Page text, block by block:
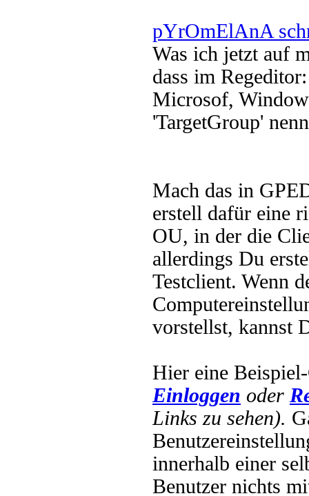
pYrOmElAnA
Was ich jetzt auf
dass im
Microsof,
'TargetGroup'
Mach das in
erstell dafür eine
OU, in der die
allerdings Du
Testclient. Wenn
vorstellst, kannst
Hier eine
Einloggen oder
Links zu sehen).
innerhalb einer
Benutzer nichts